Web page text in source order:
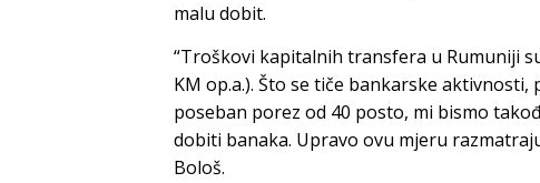
malu dobit.
“Troškovi kapitalnih transfera u Rumuniji
KM op.a.). Što se tiče bankarske
poseban porez od 40 posto, mi bismo
dobiti banaka. Upravo ovu mjeru
Bološ.